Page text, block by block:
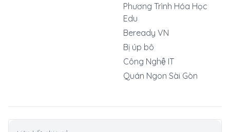
Phương Trình Hóa Học
Edu
Beready VN
Bị úp bô
Công Nghệ IT
Quán Ngon Sài Gòn